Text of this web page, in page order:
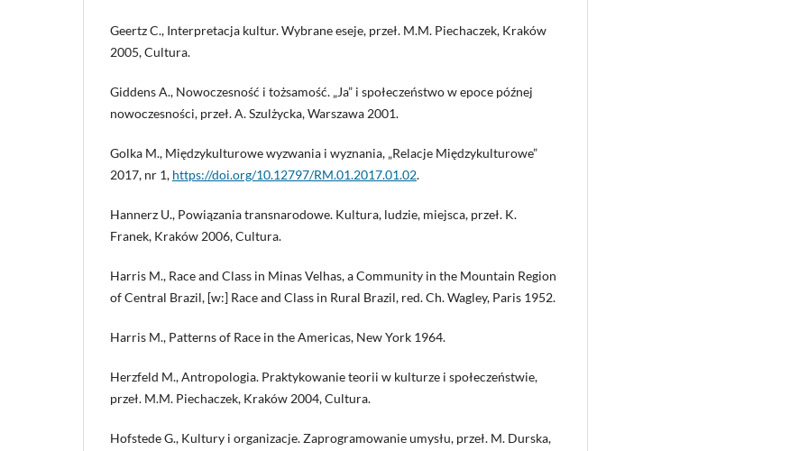
Geertz C., Interpretacja kultur. Wybrane eseje, przeł. M.M. Piechaczek, Kraków
2005, Cultura.
Giddens A., Nowoczesność i tożsamość. „Ja” i społeczeństwo w epoce późnej
nowoczesności, przeł. A. Szulżycka, Warszawa 2001.
Golka M., Międzykulturowe wyzwania i wyznania, „Relacje Międzykulturowe”
2017, nr 1, https://doi.org/10.12797/RM.01.2017.01.02.
Hannerz U., Powiązania transnarodowe. Kultura, ludzie, miejsca, przeł. K.
Franek, Kraków 2006, Cultura.
Harris M., Race and Class in Minas Velhas, a Community in the Mountain Region
of Central Brazil, [w:] Race and Class in Rural Brazil, red. Ch. Wagley, Paris 1952.
Harris M., Patterns of Race in the Americas, New York 1964.
Herzfeld M., Antropologia. Praktykowanie teorii w kulturze i społeczeństwie,
przeł. M.M. Piechaczek, Kraków 2004, Cultura.
Hofstede G., Kultury i organizacje. Zaprogramowanie umysłu, przeł. M. Durska,